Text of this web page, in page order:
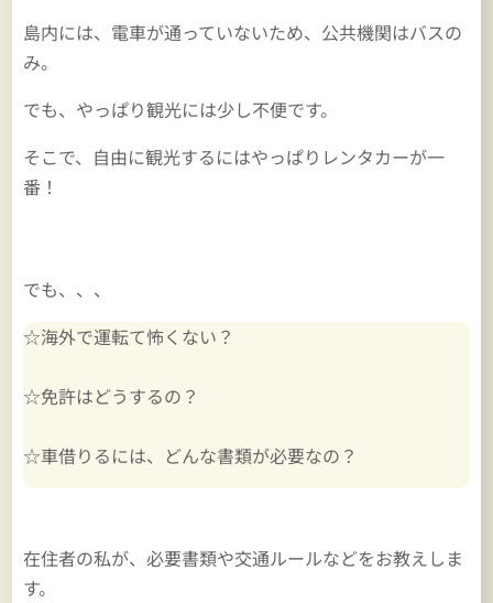
島内には、電車が通っていないため、公共機関はバスの
み。
でも、やっぱり観光には少し不便です。
そこで、自由に観光するにはやっぱりレンタカーが一
番！
でも、、、
☆海外で運転て怖くない？
☆免許はどうするの？
☆車借りるには、どんな書類が必要なの？
在住者の私が、必要書類や交通ルールなどをお教えしま
す。